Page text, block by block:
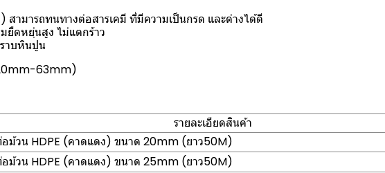
ามารถทนทางต่อสารเคมี ที่มีความเป็นกรด และด่างได้ดี
ยืดหยุ่นสูง ไม่แตกร้าว
าบหินปูน
63mm)
รายละเอียดสินค้า
ม้วน HDPE (คาดแดง) ขนาด 20mm (ยาว50M)
ม้วน HDPE (คาดแดง) ขนาด 25mm (ยาว50M)